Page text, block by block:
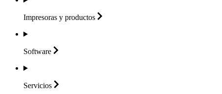
Impresoras y productos
Software
Servicios